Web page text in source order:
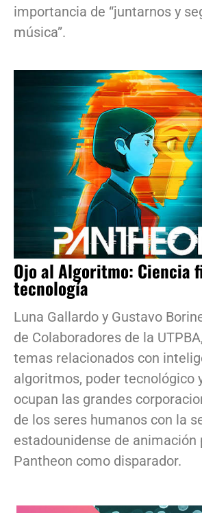
importancia de “juntarnos y
música”.
Ojo al Algoritmo: Ciencia
tecnología
Luna Gallardo y Gustavo
de Colaboradores de la
temas relacionados con
algoritmos, poder tecnológico
ocupan las grandes
de los seres humanos con la
estadounidense de animación
Pantheon como disparador.